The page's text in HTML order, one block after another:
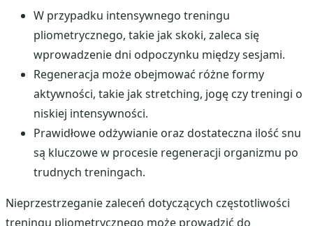
W przypadku intensywnego treningu
pliometrycznego, takie jak skoki, zaleca się
wprowadzenie dni odpoczynku między sesjami.
Regeneracja może obejmować różne formy
aktywności, takie jak stretching, jogę czy treningi o
niskiej intensywności.
Prawidłowe odżywianie oraz dostateczna ilość snu
są kluczowe w procesie regeneracji organizmu po
trudnych treningach.
Nieprzestrzeganie zaleceń dotyczących częstotliwości
treningu pliometrycznego może prowadzić do